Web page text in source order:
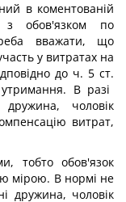
в коментованій
з обов'язком по
вважати, що
у витратах на
до ч. 5 ст.
В разі
чоловік
витрат,
тобто обов'язок
мірою. В нормі не
дружина, чоловік